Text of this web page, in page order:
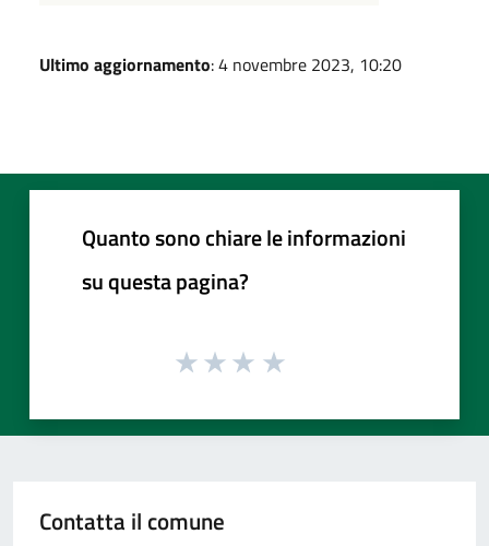
Ultimo aggiornamento: 4 novembre 2023, 10:20
Quanto sono chiare le informazioni
su questa pagina?
Contatta il comune